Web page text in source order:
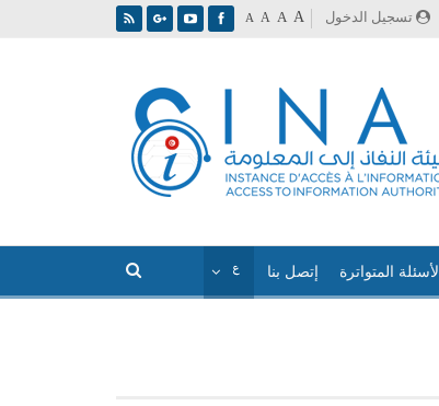
تسجيل الدخول A A A A
الأسئلة المتواترة إتصل بنا